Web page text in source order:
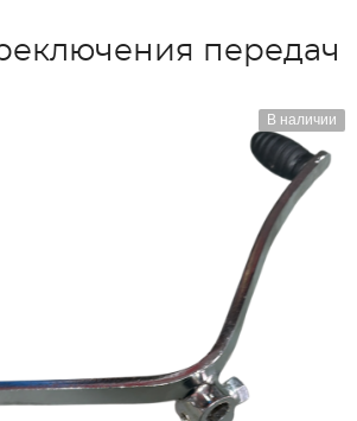
передач
В наличии